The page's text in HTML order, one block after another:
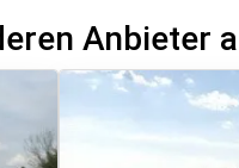
Anbieter